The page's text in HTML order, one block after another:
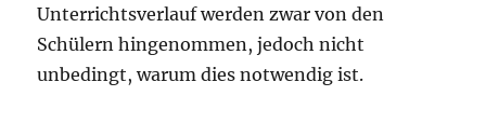
Unterrichtsverlauf werden zwar von den
Schülern hingenommen, jedoch nicht
unbedingt, warum dies notwendig ist.